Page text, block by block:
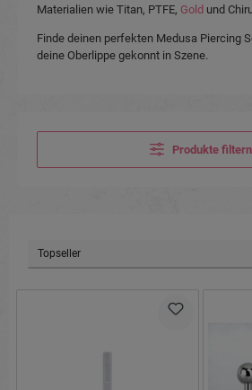
Materialien wie Titan, PTFE, Gold und
Finde deinen perfekten Medusa Piercing
deine Oberlippe gekonnt in Szene.
Produkte filtern